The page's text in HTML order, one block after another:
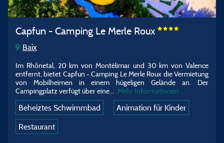
Capfun - Camping Le Merle Roux
Baix
Im Rhônetal, 20 km von Montélimar und 30 km von Valence
entfernt, bietet Capfun - Camping Le Merle Roux die Vermietung
von Mobilheimen in einem hügeligen Gelände an. Der
Campingplatz verfügt über eine...
Mehr Informationen
Beheiztes Schwimmbad
Animation für Kinder
Restaurant